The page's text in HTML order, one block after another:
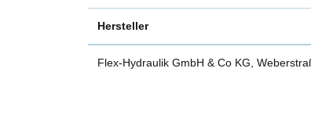
Hersteller
Flex-Hydraulik GmbH & Co KG,